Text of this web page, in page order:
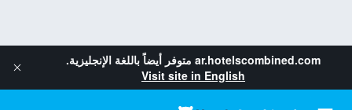
ar.hotelscombined.com متوفر أيضاً باللغة الإنجليزية.
Visit site in English